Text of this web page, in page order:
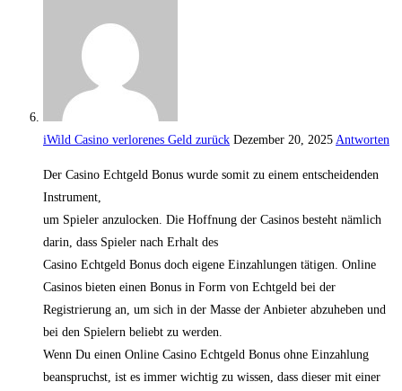
iWild Casino verlorenes Geld zurück Dezember 20, 2025 Antworten
Der Casino Echtgeld Bonus wurde somit zu einem entscheidenden
Instrument,
um Spieler anzulocken. Die Hoffnung der Casinos besteht nämlich
darin, dass Spieler nach Erhalt des
Casino Echtgeld Bonus doch eigene Einzahlungen tätigen. Online
Casinos bieten einen Bonus in Form von Echtgeld bei der
Registrierung an, um sich in der Masse der Anbieter abzuheben und
bei den Spielern beliebt zu werden.
Wenn Du einen Online Casino Echtgeld Bonus ohne Einzahlung
beanspruchst, ist es immer wichtig zu wissen, dass dieser mit einer